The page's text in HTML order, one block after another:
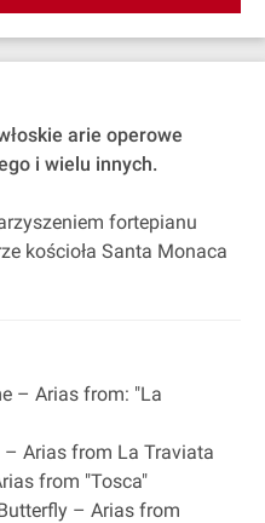
arie operowe
i wielu innych.
fortepianu
kościoła Santa Monaca
– Arias from: "La
Arias from La Traviata
from "Tosca"
– Arias from